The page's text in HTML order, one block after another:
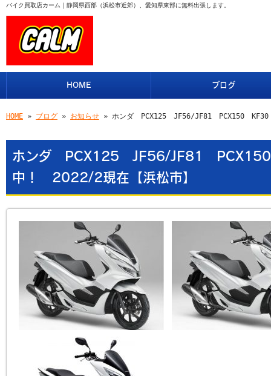
バイク買取店カーム｜静岡県西部（浜松市近郊）、愛知県東部に無料出張します。
HOME ブログ
HOME » ブログ » お知らせ » ホンダ PCX125 JF56/JF81 PCX150 KF30
ホンダ PCX125 JF56/JF81
中！ 2022/2現在【浜松市】